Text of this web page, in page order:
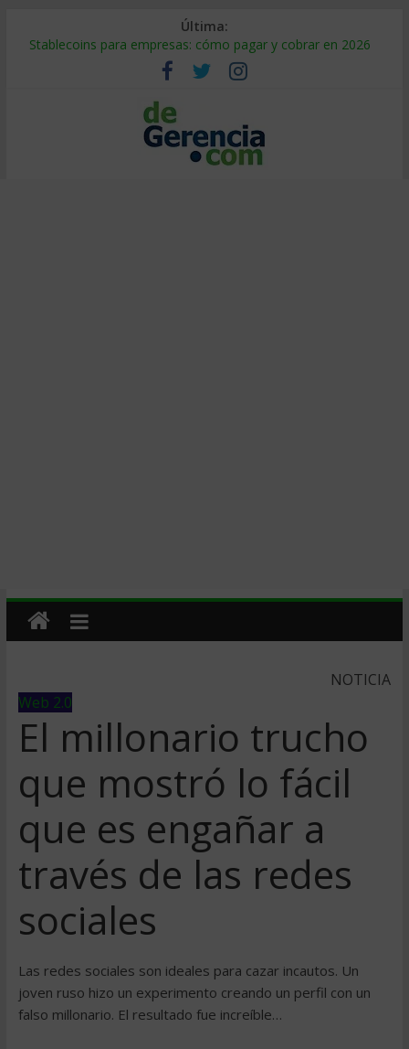
Última:
Stablecoins para empresas: cómo pagar y cobrar en 2026
Despido silencioso: qué es y por qué sale tan caro
IA en selección de personal: cómo auditarla a tiempo
Trabajo forzoso en la cadena de suministro: qué hacer
Mercado hispano de EE. UU.: cómo segmentarlo y venderle
NOTICIA
Web 2.0
El millonario trucho
que mostró lo fácil
que es engañar a
través de las redes
sociales
Las redes sociales son ideales para cazar incautos. Un
joven ruso hizo un experimento creando un perfil con un
falso millonario. El resultado fue increíble…